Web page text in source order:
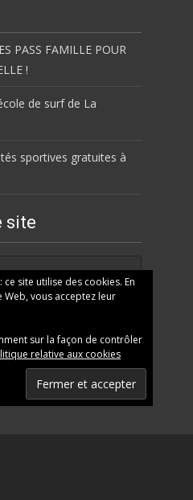
PASS FAMILLE POUR
!
de surf de La
sportives gratuites à
site
site utilise des cookies. En
Web, vous acceptez leur
sur la façon de contrôler
relative aux cookies